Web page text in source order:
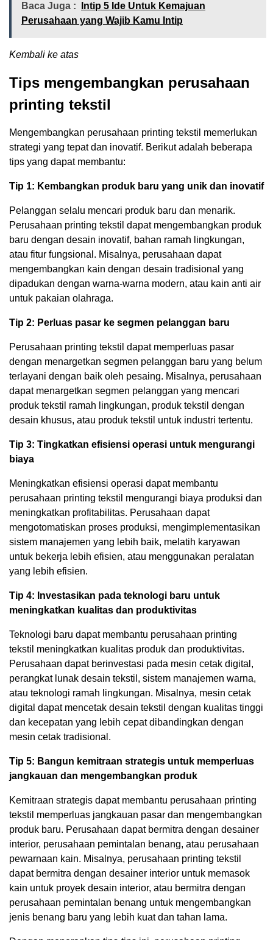
Baca Juga :
Intip 5 Ide Untuk Kemajuan
Perusahaan yang Wajib Kamu Intip
Kembali ke atas
Tips mengembangkan perusahaan
printing tekstil
Mengembangkan perusahaan printing tekstil memerlukan
strategi yang tepat dan inovatif. Berikut adalah beberapa
tips yang dapat membantu:
Tip 1: Kembangkan produk baru yang unik dan inovatif
Pelanggan selalu mencari produk baru dan menarik.
Perusahaan printing tekstil dapat mengembangkan produk
baru dengan desain inovatif, bahan ramah lingkungan,
atau fitur fungsional. Misalnya, perusahaan dapat
mengembangkan kain dengan desain tradisional yang
dipadukan dengan warna-warna modern, atau kain anti air
untuk pakaian olahraga.
Tip 2: Perluas pasar ke segmen pelanggan baru
Perusahaan printing tekstil dapat memperluas pasar
dengan menargetkan segmen pelanggan baru yang belum
terlayani dengan baik oleh pesaing. Misalnya, perusahaan
dapat menargetkan segmen pelanggan yang mencari
produk tekstil ramah lingkungan, produk tekstil dengan
desain khusus, atau produk tekstil untuk industri tertentu.
Tip 3: Tingkatkan efisiensi operasi untuk mengurangi
biaya
Meningkatkan efisiensi operasi dapat membantu
perusahaan printing tekstil mengurangi biaya produksi dan
meningkatkan profitabilitas. Perusahaan dapat
mengotomatiskan proses produksi, mengimplementasikan
sistem manajemen yang lebih baik, melatih karyawan
untuk bekerja lebih efisien, atau menggunakan peralatan
yang lebih efisien.
Tip 4: Investasikan pada teknologi baru untuk
meningkatkan kualitas dan produktivitas
Teknologi baru dapat membantu perusahaan printing
tekstil meningkatkan kualitas produk dan produktivitas.
Perusahaan dapat berinvestasi pada mesin cetak digital,
perangkat lunak desain tekstil, sistem manajemen warna,
atau teknologi ramah lingkungan. Misalnya, mesin cetak
digital dapat mencetak desain tekstil dengan kualitas tinggi
dan kecepatan yang lebih cepat dibandingkan dengan
mesin cetak tradisional.
Tip 5: Bangun kemitraan strategis untuk memperluas
jangkauan dan mengembangkan produk
Kemitraan strategis dapat membantu perusahaan printing
tekstil memperluas jangkauan pasar dan mengembangkan
produk baru. Perusahaan dapat bermitra dengan desainer
interior, perusahaan pemintalan benang, atau perusahaan
pewarnaan kain. Misalnya, perusahaan printing tekstil
dapat bermitra dengan desainer interior untuk memasok
kain untuk proyek desain interior, atau bermitra dengan
perusahaan pemintalan benang untuk mengembangkan
jenis benang baru yang lebih kuat dan tahan lama.